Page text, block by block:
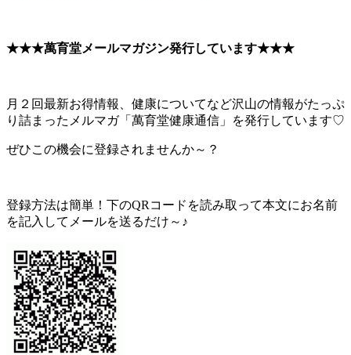
★★★萬育堂メールマガジン発行しています★★★
月２回最新お得情報、健康についてなど沢山の情報がたっぷ
り詰まったメルマガ「萬育堂健康通信」を発行しています♡
ぜひこの機会に登録されませんか～？
登録方法は簡単！下のQRコードを読み取って本文にお名前
を記入してメールを送るだけ～♪